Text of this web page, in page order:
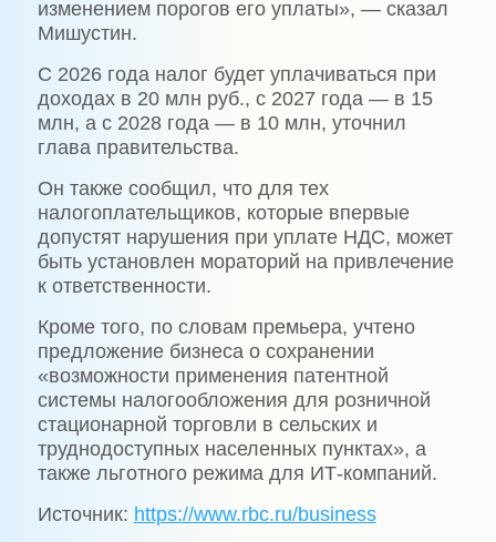
изменением порогов его уплаты», — сказал
Мишустин.
С 2026 года налог будет уплачиваться при
доходах в 20 млн руб., с 2027 года — в 15
млн, а с 2028 года — в 10 млн, уточнил
глава правительства.
Он также сообщил, что для тех
налогоплательщиков, которые впервые
допустят нарушения при уплате НДС, может
быть установлен мораторий на привлечение
к ответственности.
Кроме того, по словам премьера, учтено
предложение бизнеса о сохранении
«возможности применения патентной
системы налогообложения для розничной
стационарной торговли в сельских и
труднодоступных населенных пунктах», а
также льготного режима для ИТ-компаний.
Источник: https://www.rbc.ru/business